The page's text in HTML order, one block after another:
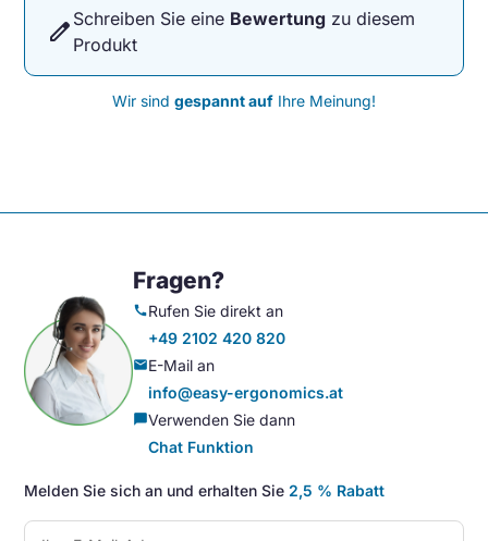
edit Schreiben Sie eine Bewertung zu diesem
Produkt
Wir sind gespannt auf Ihre Meinung!
Fragen?
callRufen Sie direkt an
+49 2102 420 820
mailE-Mail an
info@easy-ergonomics.at
chat_bubbleVerwenden Sie dann
Chat Funktion
Melden Sie sich an und erhalten Sie 2,5 % Rabatt